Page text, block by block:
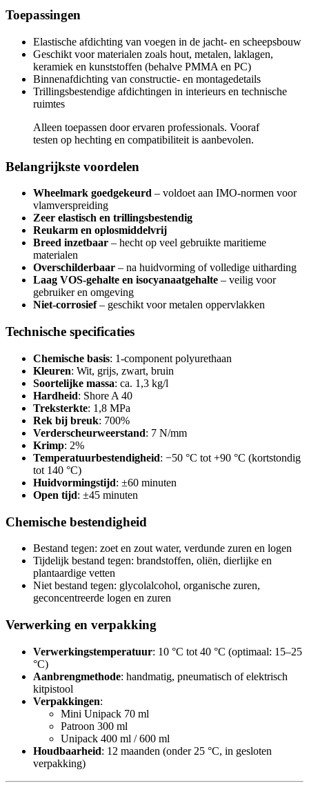
Toepassingen
Elastische afdichting van voegen in de jacht- en scheepsbouw
Geschikt voor materialen zoals hout, metalen, laklagen,
keramiek en kunststoffen (behalve PMMA en PC)
Binnenafdichting van constructie- en montagedetails
Trillingsbestendige afdichtingen in interieurs en technische
ruimtes
Alleen toepassen door ervaren professionals. Vooraf
testen op hechting en compatibiliteit is aanbevolen.
Belangrijkste voordelen
Wheelmark goedgekeurd – voldoet aan IMO-normen voor
vlamverspreiding
Zeer elastisch en trillingsbestendig
Reukarm en oplosmiddelvrij
Breed inzetbaar – hecht op veel gebruikte maritieme
materialen
Overschilderbaar – na huidvorming of volledige uitharding
Laag VOS-gehalte en isocyanaatgehalte – veilig voor
gebruiker en omgeving
Niet-corrosief– geschikt voor metalen oppervlakken
Technische specificaties
Chemische basis: 1-component polyurethaan
Kleuren: Wit, grijs, zwart, bruin
Soortelijke massa: ca. 1,3 kg/l
Hardheid: Shore A 40
Treksterkte: 1,8 MPa
Rek bij breuk: 700%
Verderscheurweerstand: 7 N/mm
Krimp: 2%
Temperatuurbestendigheid: −50 °C tot +90 °C (kortstondig
tot 140 °C)
Huidvormingstijd: ±60 minuten
Open tijd: ±45 minuten
Chemische bestendigheid
Bestand tegen: zoet en zout water, verdunde zuren en logen
Tijdelijk bestand tegen: brandstoffen, oliën, dierlijke en
plantaardige vetten
Niet bestand tegen: glycolalcohol, organische zuren,
geconcentreerde logen en zuren
Verwerking en verpakking
Verwerkingstemperatuur: 10 °C tot 40 °C (optimaal: 15–25
°C)
Aanbrengmethode: handmatig, pneumatisch of elektrisch
kitpistool
Verpakkingen:
Mini Unipack 70 ml
Patroon 300 ml
Unipack 400 ml / 600 ml
Houdbaarheid: 12 maanden (onder 25 °C, in gesloten
verpakking)